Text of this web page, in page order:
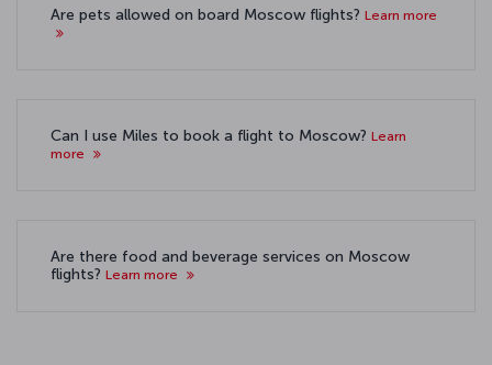
Are pets allowed on board Moscow flights? Learn more
Can I use Miles to book a flight to Moscow? Learn
more
Are there food and beverage services on Moscow
flights? Learn more